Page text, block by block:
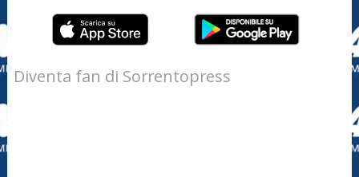
Diventa fan di Sorrentopress